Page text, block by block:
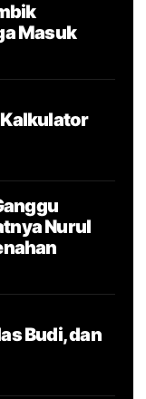
Masuk
Kalkulator
Nurul
Budi, dan